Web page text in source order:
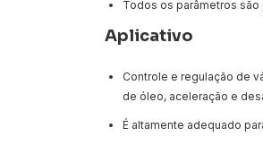
Todos os parâmetros
Aplicativo
Controle e regulação de
de óleo, aceleração e
É altamente adequado